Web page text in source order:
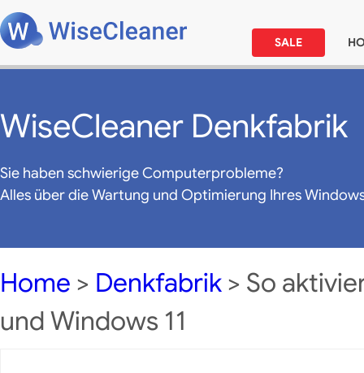
SALE
WiseCleaner Denkfabrik
Sie haben schwierige Computerprobleme?
Alles über die Wartung und Optimierung Ihres
Home > Denkfabrik > So
und Windows 11